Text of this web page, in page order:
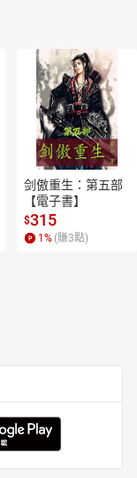
剑傲重生：第五部
【電子書】
$315
1 % (賺3點)